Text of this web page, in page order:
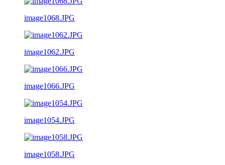
image1068.JPG
image1062.JPG
image1066.JPG
image1054.JPG
image1058.JPG